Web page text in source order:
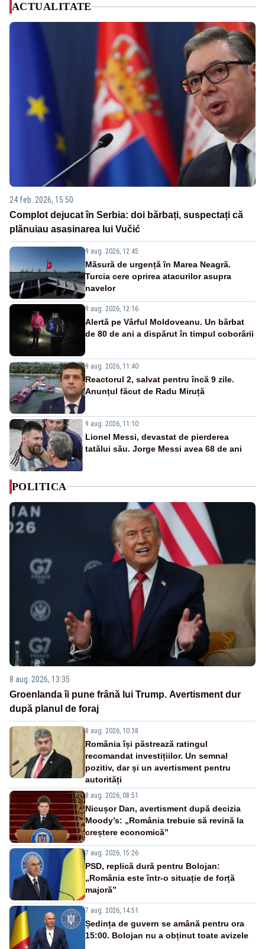
ACTUALITATE
24 feb. 2026, 15:50
Complot dejucat în Serbia: doi bărbați, suspectați că
plănuiau asasinarea lui Vučić
9 aug. 2026, 12:45
Măsură de urgență în Marea Neagră.
Turcia cere oprirea atacurilor asupra
navelor
9 aug. 2026, 12:16
Alertă pe Vârful Moldoveanu. Un bărbat
de 80 de ani a dispărut în timpul coborârii
9 aug. 2026, 11:40
Reactorul 2, salvat pentru încă 9 zile.
Anunțul făcut de Radu Miruță
9 aug. 2026, 11:10
Lionel Messi, devastat de pierderea
tatălui său. Jorge Messi avea 68 de ani
POLITICA
8 aug. 2026, 13:35
Groenlanda îi pune frână lui Trump. Avertisment dur
după planul de foraj
8 aug. 2026, 10:38
România își păstrează ratingul
recomandat investițiilor. Un semnal
pozitiv, dar și un avertisment pentru
autorități
8 aug. 2026, 08:51
Nicușor Dan, avertisment după decizia
Moody’s: „România trebuie să revină la
creștere economică”
7 aug. 2026, 15:26
PSD, replică dură pentru Bolojan:
„România este într-o situație de forță
majoră”
7 aug. 2026, 14:51
Ședința de guvern se amână pentru ora
15:00. Bolojan nu a obținut toate avizele